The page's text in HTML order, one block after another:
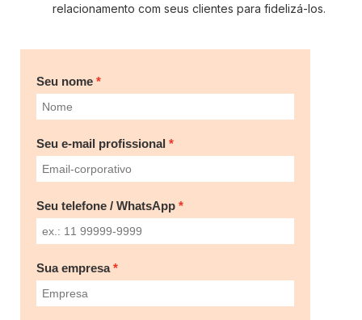
relacionamento com seus clientes para fidelizá-los.
Seu nome
Seu e-mail profissional
Seu telefone / WhatsApp
Sua empresa